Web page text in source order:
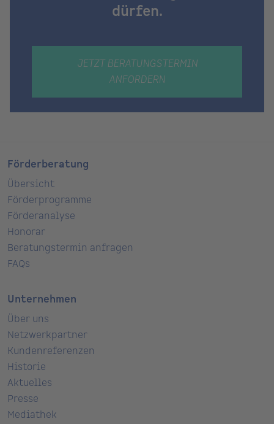
dürfen.
JETZT BERATUNGSTERMIN
ANFORDERN
Förderberatung
Übersicht
Förderprogramme
Förderanalyse
Honorar
Beratungstermin anfragen
FAQs
Unternehmen
Über uns
Netzwerkpartner
Kundenreferenzen
Historie
Aktuelles
Presse
Mediathek